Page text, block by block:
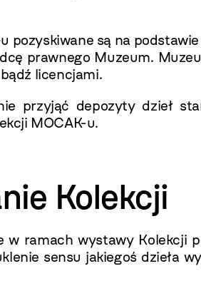
u pozyskiwane są na
prawnego Muzeum.
licencjami.
przyjąć depozyty dzieł
MOCAK-u.
Kolekcji
w ramach wystawy Kolekcji
sensu jakiegoś dzieła